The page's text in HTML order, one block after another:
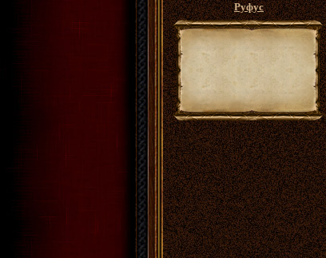
Руфус